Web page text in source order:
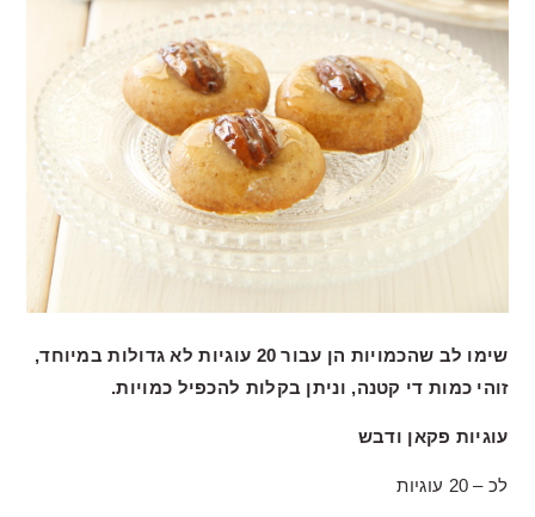
שימו לב שהכמויות הן עבור 20 עוגיות לא גדולות במיוחד,
זוהי כמות די קטנה, וניתן בקלות להכפיל כמויות.
עוגיות פקאן ודבש
לכ – 20 עוגיות